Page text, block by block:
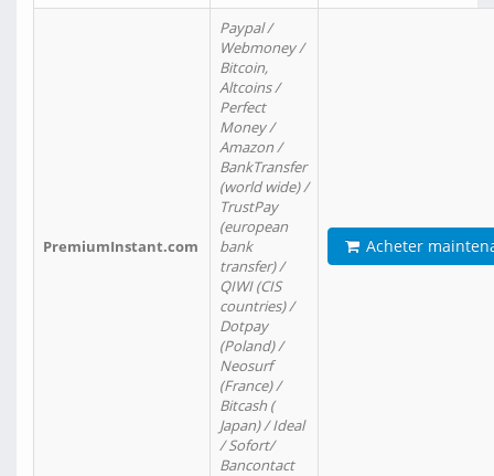
PremiumInstant.com
Paypal /
Webmoney /
Bitcoin,
Altcoins /
Perfect
Money /
Amazon /
BankTransfer
(world wide) /
TrustPay
(european
bank
transfer) /
QIWI (CIS
countries) /
Dotpay
(Poland) /
Neosurf
(France) /
Bitcash (
Japan) / Ideal
/ Sofort/
Bancontact
Acheter